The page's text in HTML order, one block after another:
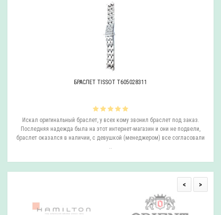
БРАСЛЕТ TISSOT T605028311
Искал оригинальный браслет, у всех кому звонил браслет под заказ.
Последняя надежда была на этот интернет-магазин и они не подвели,
браслет оказался в наличии, с девушкой (менеджером) все согласовали
..
< >